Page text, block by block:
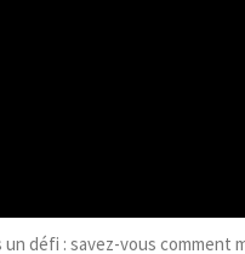
défi : savez-vous comment